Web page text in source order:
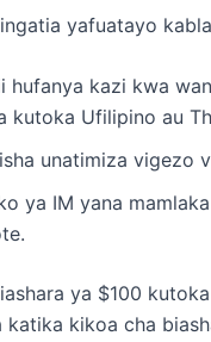
yafuatayo
hufanya kazi kwa
kutoka Ufilipino au
unatimiza vigezo
ya IM yana
ya $100
kikoa cha